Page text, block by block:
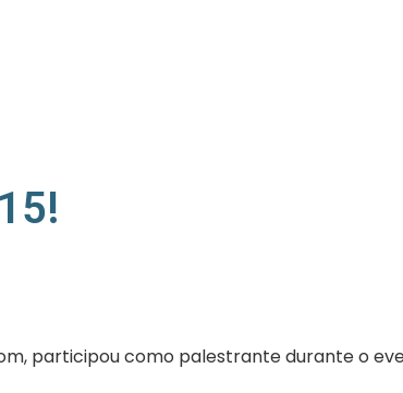
participou como palestrante durante o